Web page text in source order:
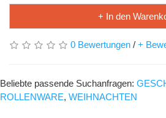
+ In den
0 Bewertungen / +
Beliebte passende Suchanfragen:
ROLLENWARE, WEIHNACHTEN